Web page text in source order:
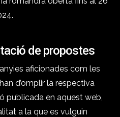
de propostes
aficionades com les
d’omplir la respectiva
publicada en aquest web,
a la que es vulguin